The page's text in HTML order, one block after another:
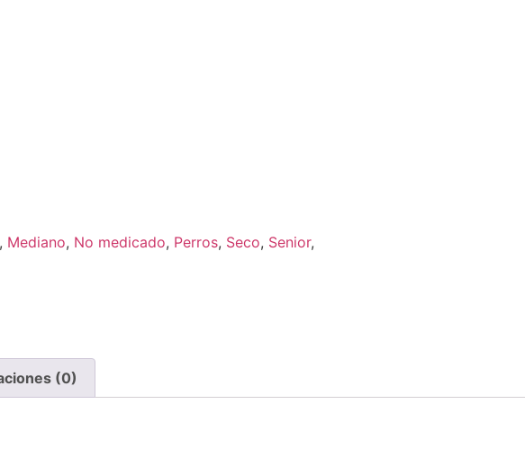
, Mediano, No medicado, Perros, Seco, Senior,
(0)